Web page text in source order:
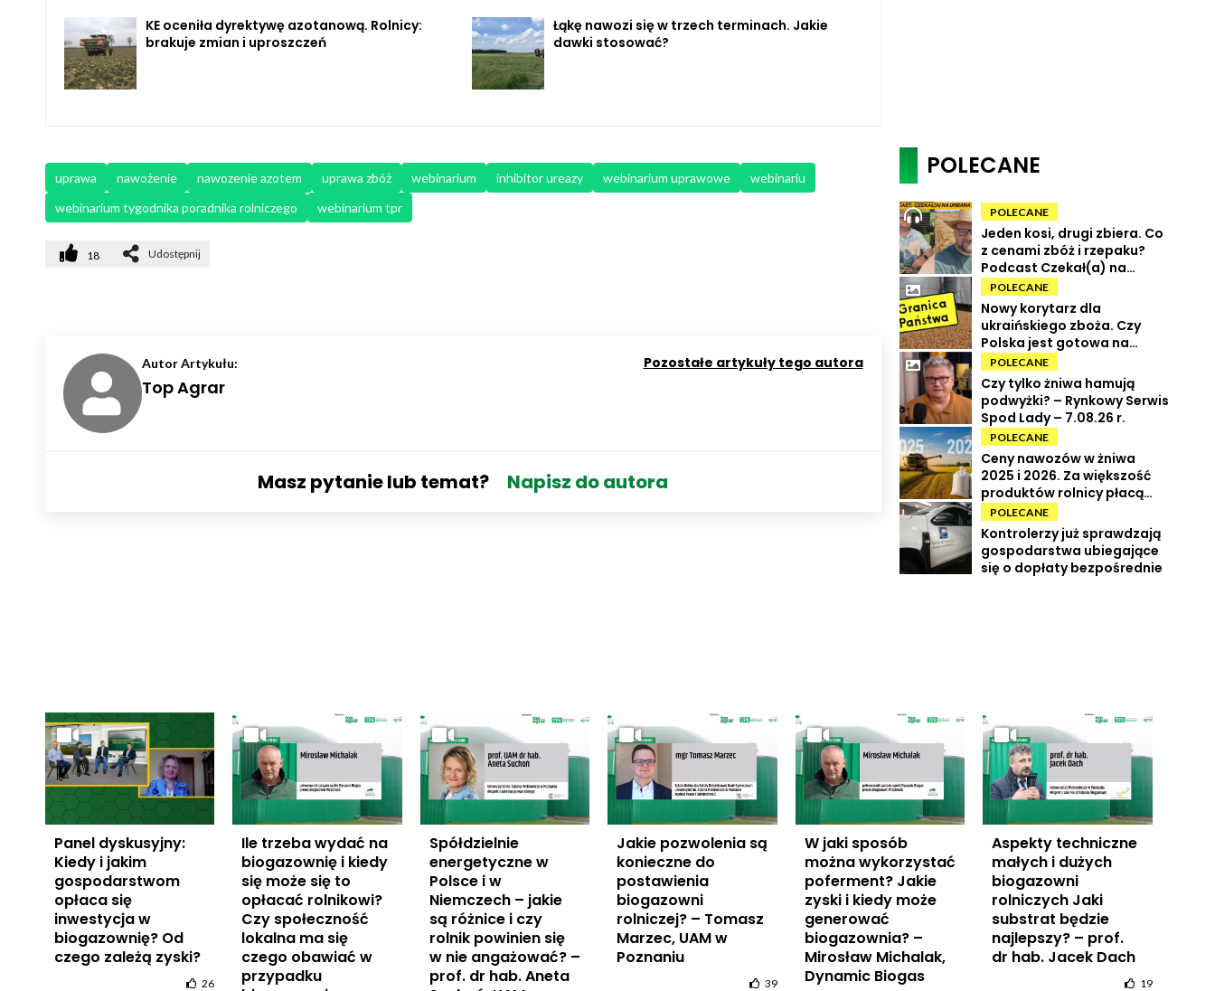
KE oceniła dyrektywę azotanową. Rolnicy:
brakuje zmian i uproszczeń
Łąkę nawozi się w trzech terminach. Jakie
dawki stosować?
uprawa nawożenie nawozenie azotem uprawa zbóż webinarium inhibitor ureazy webinarium uprawowe
webinariu
webinarium tygodnika poradnika rolniczego
webinarium tpr
18 Udostępnij
Autor Artykułu:
Top Agrar
Pozostałe artykuły tego autora
Masz pytanie lub temat? Napisz do autora
POLECANE
POLECANE
Jeden kosi, drugi zbiera. Co
z cenami zbóż i rzepaku?
Podcast Czekał(a) na
Urbana odc. 73
POLECANE
Nowy korytarz dla
ukraińskiego zboża. Czy
Polska jest gotowa na
powrót tranzytu?
POLECANE
Czy tylko żniwa hamują
podwyżki? – Rynkowy Serwis
Spod Lady – 7.08.26 r.
POLECANE
Ceny nawozów w żniwa
2025 i 2026. Za większość
produktów rolnicy płacą
więcej
POLECANE
Kontrolerzy już sprawdzają
gospodarstwa ubiegające
się o dopłaty bezpośrednie
Panel dyskusyjny:
Kiedy i jakim
gospodarstwom
opłaca się
inwestycja w
biogazownię? Od
czego zależą zyski?
26
Ile trzeba wydać na
biogazownię i kiedy
się może się to
opłacać rolnikowi?
Czy społeczność
lokalna ma się
czego obawiać w
przypadku
Spółdzielnie
energetyczne w
Polsce i w
Niemczech – jakie
są różnice i czy
rolnik powinien się
w nie angażować? –
prof. dr hab. Aneta
Jakie pozwolenia są
konieczne do
postawienia
biogazowni
rolniczej? – Tomasz
Marzec, UAM w
Poznaniu
39
W jaki sposób
można wykorzystać
poferment? Jakie
zyski i kiedy może
generować
biogazownia? –
Mirosław Michalak,
Dynamic Biogas
Aspekty techniczne
małych i dużych
biogazowni
rolniczych Jaki
substrat będzie
najlepszy? – prof.
dr hab. Jacek Dach
19